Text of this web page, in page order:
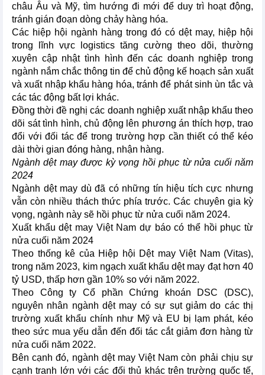
châu Âu và Mỹ, tìm hướng đi mới để duy trì hoạt động,
tránh gián đoạn dòng chảy hàng hóa.
Các hiệp hội ngành hàng trong đó có dệt may, hiệp hội
trong lĩnh vực logistics tăng cường theo dõi, thường
xuyên cập nhật tình hình đến các doanh nghiệp trong
ngành nắm chắc thông tin để chủ động kế hoạch sản xuất
và xuất nhập khẩu hàng hóa, tránh để phát sinh ùn tắc và
các tác động bất lợi khác.
Đồng thời đề nghị các doanh nghiệp xuất nhập khẩu theo
dõi sát tình hình, chủ động lên phương án thích hợp, trao
đổi với đối tác để trong trường hợp cần thiết có thể kéo
dài thời gian đóng hàng, nhận hàng.
Ngành dệt may được kỳ vọng hồi phục từ nửa cuối năm
2024
Ngành dệt may dù đã có những tín hiệu tích cực nhưng
vẫn còn nhiều thách thức phía trước. Các chuyên gia kỳ
vọng, ngành này sẽ hồi phục từ nửa cuối năm 2024.
Xuất khẩu dệt may Việt Nam dự báo có thể hồi phục từ
nửa cuối năm 2024
Theo thống kê của Hiệp hội Dệt may Việt Nam (Vitas),
trong năm 2023, kim ngạch xuất khẩu dệt may đạt hơn 40
tỷ USD, thấp hơn gần 10% so với năm 2022.
Theo Công ty Cổ phần Chứng khoán DSC (DSC),
nguyên nhân ngành dệt may có sự sụt giảm do các thị
trường xuất khẩu chính như Mỹ và EU bị lạm phát, kéo
theo sức mua yếu dẫn đến đối tác cắt giảm đơn hàng từ
nửa cuối năm 2022.
Bên cạnh đó, ngành dệt may Việt Nam còn phải chịu sự
cạnh tranh lớn với các đối thủ khác trên trường quốc tế,